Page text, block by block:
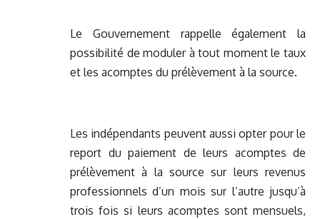
Le Gouvernement rappelle également la
possibilité de moduler à tout moment le taux
et les acomptes du prélèvement à la source.
Les indépendants peuvent aussi opter pour le
report du paiement de leurs acomptes de
prélèvement à la source sur leurs revenus
professionnels d’un mois sur l’autre jusqu’à
trois fois si leurs acomptes sont mensuels,